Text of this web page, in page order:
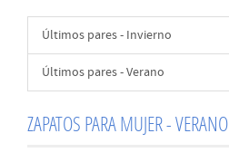
Últimos pares - Invierno
Últimos pares - Verano
ZAPATOS PARA MUJER - VERANO